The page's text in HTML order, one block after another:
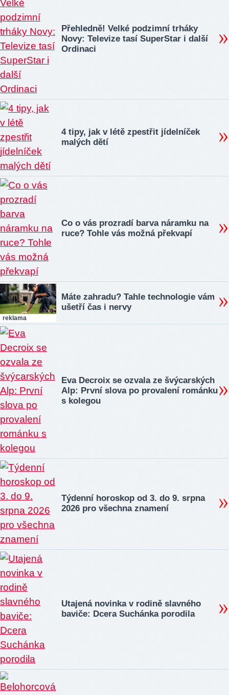
Přehledně! Velké podzimní trháky
Novy: Televize tasí SuperStar i další
Ordinaci
4 tipy, jak v létě zpestřit jídelníček
malých dětí
Co o vás prozradí barva náramku na
ruce? Tohle vás možná překvapí
reklama
Máte zahradu? Tahle technologie vám
ušetří čas i nervy
Eva Decroix se ozvala ze švýcarských
Alp: První slova po provalení románku
s kolegou
Týdenní horoskop od 3. do 9. srpna
2026 pro všechna znamení
Utajená novinka v rodině slavného
baviče: Dcera Suchánka porodila